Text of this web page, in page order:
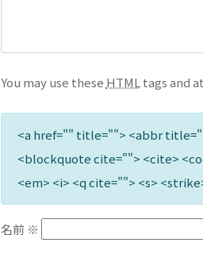
You may use these HTML tags and
<a href="" title=""> <abbr
<blockquote cite=""> <cite>
<em> <i> <q cite=""> <s>
名前 ※